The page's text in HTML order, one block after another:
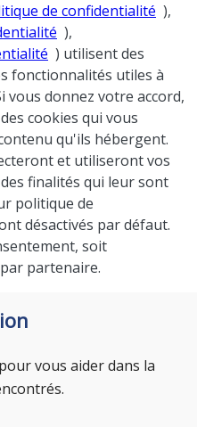
de confidentialité ),
),
) utilisent des
fonctionnalités utiles à
vous donnez votre accord,
cookies qui vous
qu'ils hébergent.
et utiliseront vos
finalités qui leur sont
politique de
désactivés par défaut.
soit
partenaire.
vous aider dans la